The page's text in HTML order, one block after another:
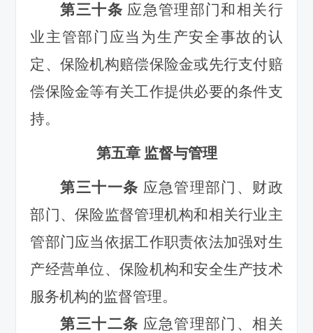
第三十条 应急管理部门和相关行
业主管部门应当为生产安全事故的认
定、保险机构赔偿保险金或先行支付赔
偿保险金等有关工作提供必要的条件支
持。
第五章 监督与管理
第三十一条 应急管理部门、财政
部门、保险监督管理机构和相关行业主
管部门应当依据工作职责依法加强对生
产经营单位、保险机构和安全生产技术
服务机构的监督管理。
第三十二条 应急管理部门、相关